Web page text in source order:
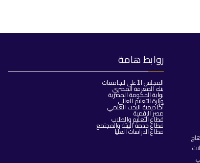
روابط هامة
المجلس الأعلى للجامعات
بنك المعرفة المصري
بوابة الحكومة المصرية
وزارة التعليم العالي
أكاديمية البحث العلمي
مصر الرقمية
قطاع التعليم والطلاب
قطاع خدمة البيئة والمجتمع
قطاع الدراسات العليا